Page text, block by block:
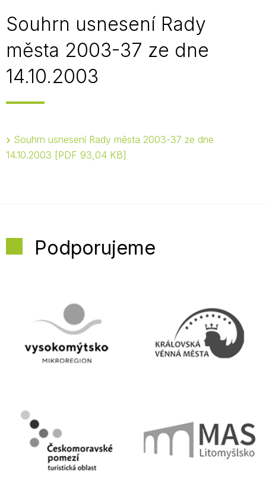
Souhrn usnesení Rady
města 2003-37 ze dne
14.10.2003
Souhrn usnesení Rady města 2003-37 ze dne
14.10.2003
PDF 93,04 KB
Podporujeme